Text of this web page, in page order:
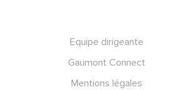
Equipe dirigeante
Gaumont Connect
Mentions légales